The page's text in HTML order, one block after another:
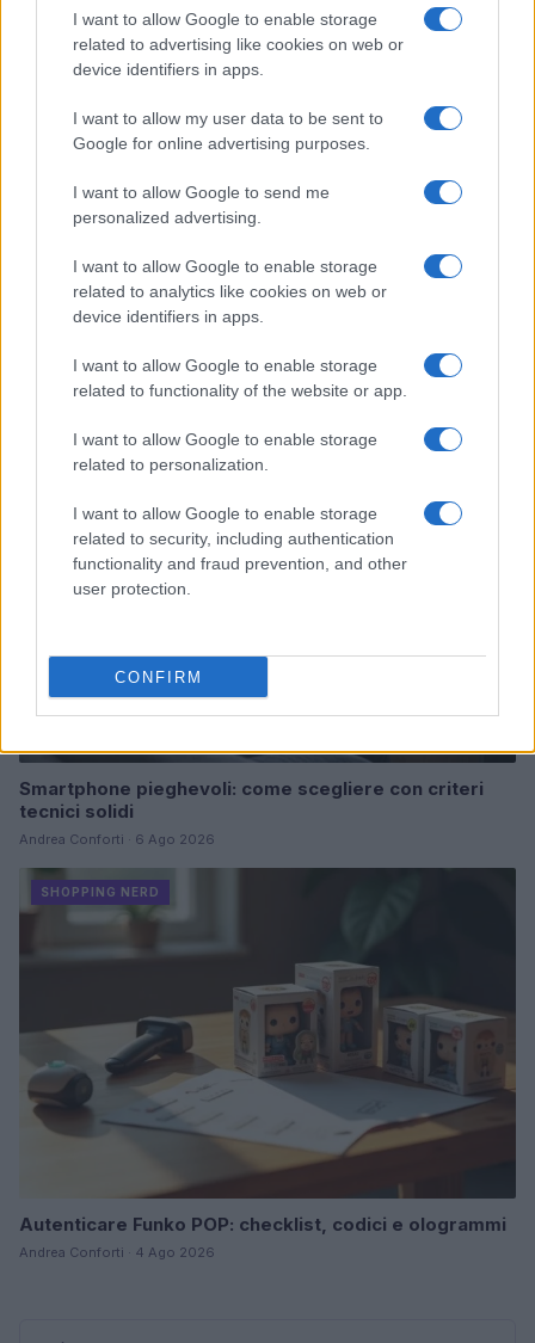
I want to allow Google to enable storage
related to advertising like cookies on web or
device identifiers in apps.
I want to allow my user data to be sent to
Google for online advertising purposes.
I want to allow Google to send me
personalized advertising.
I want to allow Google to enable storage
related to analytics like cookies on web or
device identifiers in apps.
I want to allow Google to enable storage
related to functionality of the website or app.
I want to allow Google to enable storage
related to personalization.
I want to allow Google to enable storage
related to security, including authentication
functionality and fraud prevention, and other
user protection.
CONFIRM
SHOPPING NERD
Come scegliere set alternativi ai LEGO senza rischi
Smartphone pieghevoli: come scegliere con criteri
tecnici solidi
Andrea Conforti · 6 Ago 2026
SHOPPING NERD
Autenticare Funko POP: checklist, codici e ologrammi
Andrea Conforti · 4 Ago 2026